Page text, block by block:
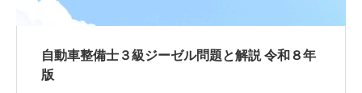
自動車整備士３級ジーゼル問題と解説 令和８年
版